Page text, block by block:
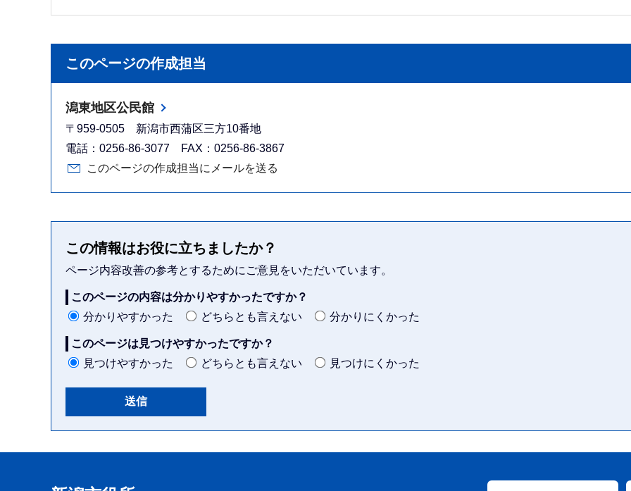
このページの作成担当
潟東地区公民館
〒959-0505 新潟市西蒲区三方10番地
電話：0256-86-3077 FAX：0256-86-3867
このページの作成担当にメールを送る
この情報はお役に立ちましたか？
ページ内容改善の参考とするためにご意見をいただいています。
このページの内容は分かりやすかったですか？
分かりやすかった
どちらとも言えない 分かりにくかった
このページは見つけやすかったですか？
見つけやすかった
どちらとも言えない 見つけにくかった